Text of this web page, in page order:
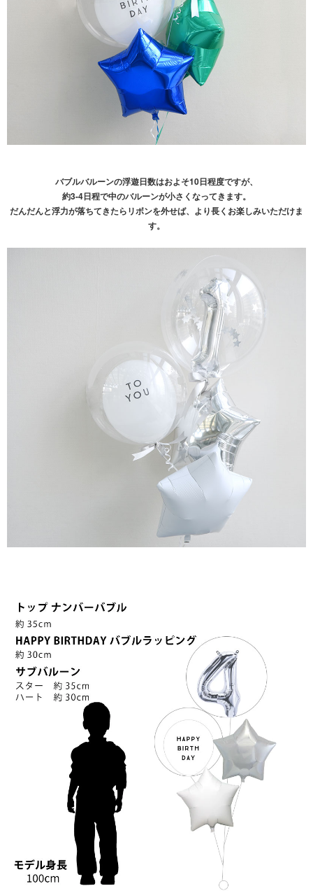
バブルバルーンの浮遊日数はおよそ10日程度ですが、
約3-4日程で中のバルーンが小さくなってきます。
だんだんと浮力が落ちてきたらリボンを外せば、より長くお楽しみいただけま
す。